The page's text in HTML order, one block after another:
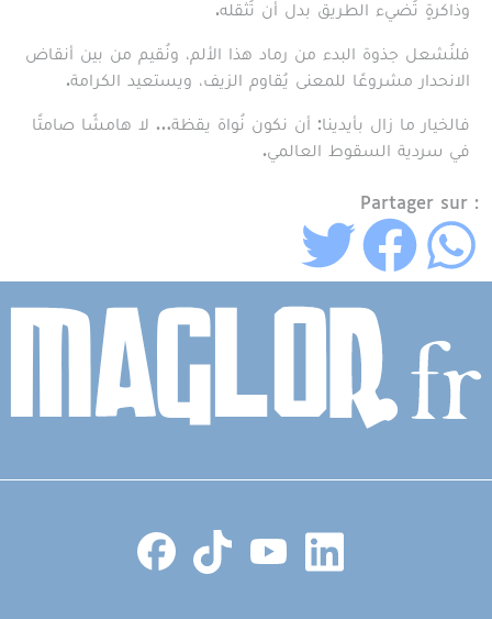
وذاكرةٍ تُضيء الطريق بدل أن تُثقله.
فلنُشعل جذوة البدء من رماد هذا الألم، ونُقيم من بين أنقاض
الانحدار مشروعًا للمعنى يُقاوم الزيف، ويستعيد الكرامة.
فالخيار ما زال بأيدينا: أن نكون نُواة يقظة… لا هامشًا صامتًا
في سردية السقوط العالمي.
Partager sur :